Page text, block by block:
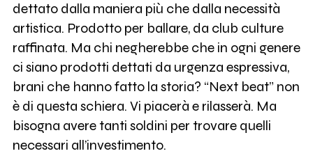
dettato dalla maniera più che dalla necessità
artistica. Prodotto per ballare, da club culture
raffinata. Ma chi negherebbe che in ogni genere
ci siano prodotti dettati da urgenza espressiva,
brani che hanno fatto la storia? “Next beat” non
è di questa schiera. Vi piacerà e rilasserà. Ma
bisogna avere tanti soldini per trovare quelli
necessari all’investimento.